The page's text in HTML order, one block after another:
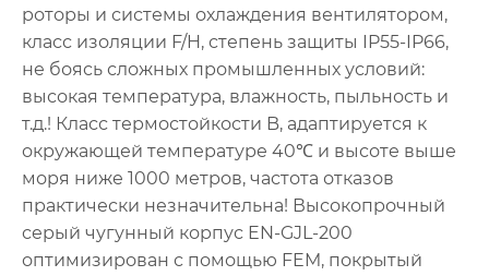
роторы и системы охлаждения вентилятором,
класс изоляции F/H, степень защиты IP55-IP66,
не боясь сложных промышленных условий:
высокая температура, влажность, пыльность и
т.д.! Класс термостойкости B, адаптируется к
окружающей температуре 40℃ и высоте выше
моря ниже 1000 метров, частота отказов
практически незначительна! Высокопрочный
серый чугунный корпус EN-GJL-200
оптимизирован с помощью FEM, покрытый